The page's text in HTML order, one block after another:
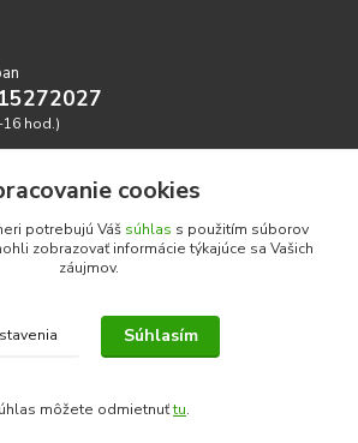
hod.)
akvária: AkvaShop s.r.o. • IBAN:
cookies
potrebujú Váš súhlas s použitím súborov
zobrazovať informácie týkajúce sa Vašich
záujmov.
Súhlasím
môžete odmietnuťtu.